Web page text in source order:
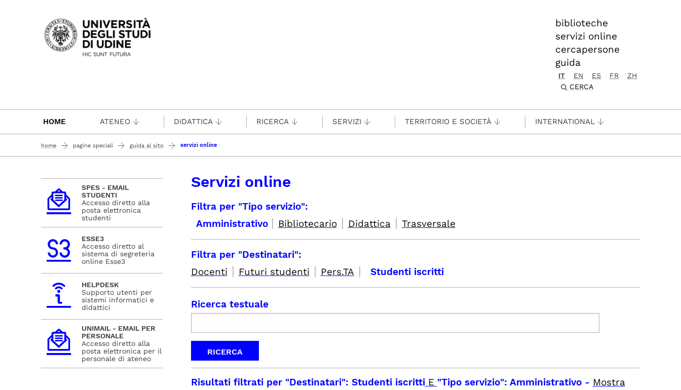
Passa al contenuto principale
biblioteche
servizi online
cercapersone
guida
IT EN ES FR
ZH
CERCA
HOME ATENEO DIDATTICA RICERCA SERVIZI TERRITORIO E SOCIETÀ INTERNATIONAL
home pagine speciali guida al sito servizi online
Servizi online
Filtra per "Tipo servizio":
Amministrativo | Bibliotecario| Didattica| Trasversale
Filtra per "Destinatari":
Docenti | Futuri studenti | Pers.TA | Studenti iscritti
Ricerca testuale
Risultati filtrati per "Destinatari": Studenti iscrittiE "Tipo servizio": Amministrativo- Mostra
SPES - EMAIL
STUDENTI
Accesso diretto alla
posta elettronica
studenti
ESSE3
Accesso diretto al
sistema di segreteria
online Esse3
HELPDESK
Supporto utenti per
sistemi informatici e
didattici
UNIMAIL - EMAIL PER
PERSONALE
Accesso diretto alla
posta elettronica per il
personale di ateneo